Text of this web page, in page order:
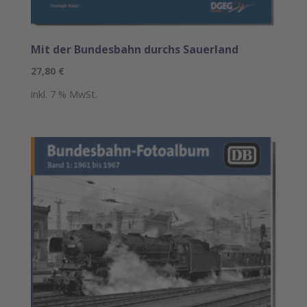
Mit der Bundesbahn durchs Sauerland
27,80 €
inkl. 7 % MwSt.